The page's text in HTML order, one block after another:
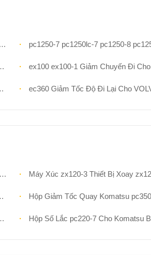
pc1250-7 pc1250lc-7 pc1250-8 pc1250lc-8 pc1250-8r Hộp Số Giảm Tốc Hành Trình Cho Bộ Phận Phụ Tùng Máy Đào Komatsu
ex100 ex100-1 Giảm Chuyến Đi Cho Bộ Phận Phụ Tùng Máy Đào HItachi
ec360 Giảm Tốc Độ Đi Lại Cho VOLVO Bộ Phận Phụ Tùng Máy Đào
Máy Xúc zx120-3 Thiết Bị Xoay zx120
Hộp Giảm Tốc Quay Komatsu pc350-8 207-
Hộp Số Lắc pc220-7 Cho Komatsu Belparts Máy Đào Giảm Lắc